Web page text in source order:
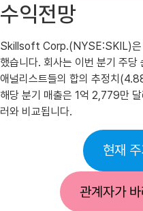
수익전망
Skillsoft Corp.(NYSE:SKIL)은
했습니다. 회사는 이번 분기 주
애널리스트들의 합의 추정치
해당 분기 매출은 1억 2,779만
러와 비교됩니다.
현재 주
관계자가